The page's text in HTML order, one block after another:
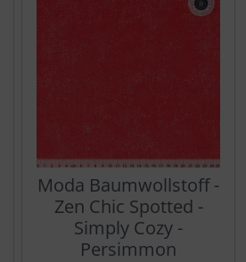
Moda Baumwollstoff -
Zen Chic Spotted -
Simply Cozy -
Persimmon